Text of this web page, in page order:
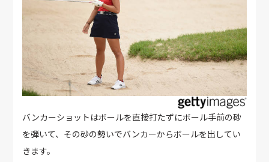
バンカーショットはボールを直接打たずにボール手前の砂
を弾いて、その砂の勢いでバンカーからボールを出してい
きます。